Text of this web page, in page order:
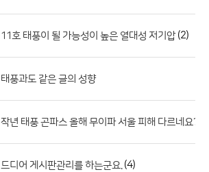
11호 태풍이 될 가능성이 높은 열대성 저기압(2)
태풍과도 같은 글의 성향
작년 태풍 곤파스 올해 무이파 서울 피해 다르네요?
드디어 게시판관리를 하는군요. (4)